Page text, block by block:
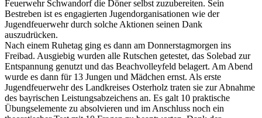
Feuerwehr Schwandorf die Döner selbst zuzubereiten. Sein
Bestreben ist es engagierten Jugendorganisationen wie der
Jugendfeuerwehr durch solche Aktionen seinen Dank
auszudrücken.
Nach einem Ruhetag ging es dann am Donnerstagmorgen ins
Freibad. Ausgiebig wurden alle Rutschen getestet, das Solebad zur
Entspannung genutzt und das Beachvolleyfeld belagert. Am Abend
wurde es dann für 13 Jungen und Mädchen ernst. Als erste
Jugendfeuerwehr des Landkreises Osterholz traten sie zur Abnahme
des bayrischen Leistungsabzeichens an. Es galt 10 praktische
Übungselemente zu absolvieren und im Anschluss noch ein